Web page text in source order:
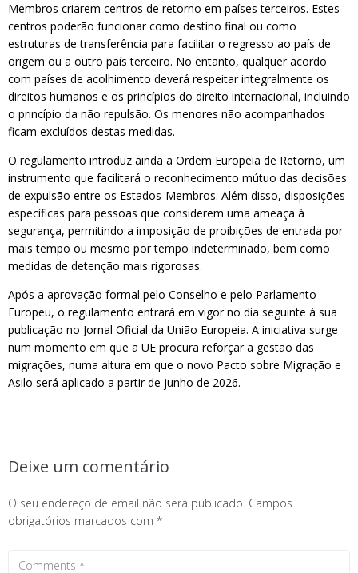
Membros criarem centros de retorno em países terceiros. Estes
centros poderão funcionar como destino final ou como
estruturas de transferência para facilitar o regresso ao país de
origem ou a outro país terceiro. No entanto, qualquer acordo
com países de acolhimento deverá respeitar integralmente os
direitos humanos e os princípios do direito internacional, incluindo
o princípio da não repulsão. Os menores não acompanhados
ficam excluídos destas medidas.
O regulamento introduz ainda a Ordem Europeia de Retorno, um
instrumento que facilitará o reconhecimento mútuo das decisões
de expulsão entre os Estados-Membros. Além disso, disposições
específicas para pessoas que considerem uma ameaça à
segurança, permitindo a imposição de proibições de entrada por
mais tempo ou mesmo por tempo indeterminado, bem como
medidas de detenção mais rigorosas.
Após a aprovação formal pelo Conselho e pelo Parlamento
Europeu, o regulamento entrará em vigor no dia seguinte à sua
publicação no Jornal Oficial da União Europeia. A iniciativa surge
num momento em que a UE procura reforçar a gestão das
migrações, numa altura em que o novo Pacto sobre Migração e
Asilo será aplicado a partir de junho de 2026.
Deixe um comentário
O seu endereço de email não será publicado. Campos
obrigatórios marcados com *